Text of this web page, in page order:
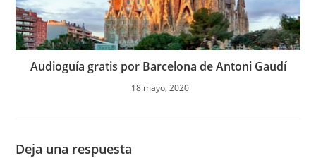
Audioguía gratis por Barcelona de Antoni Gaudí
18 mayo, 2020
Deja una respuesta